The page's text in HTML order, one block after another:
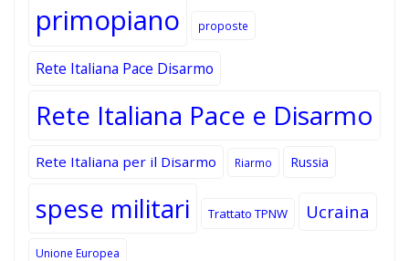
primopiano proposte
Rete Italiana Pace Disarmo
Rete Italiana Pace e Disarmo
Rete Italiana per il Disarmo Riarmo Russia
spese militari Trattato TPNW Ucraina
Unione Europea